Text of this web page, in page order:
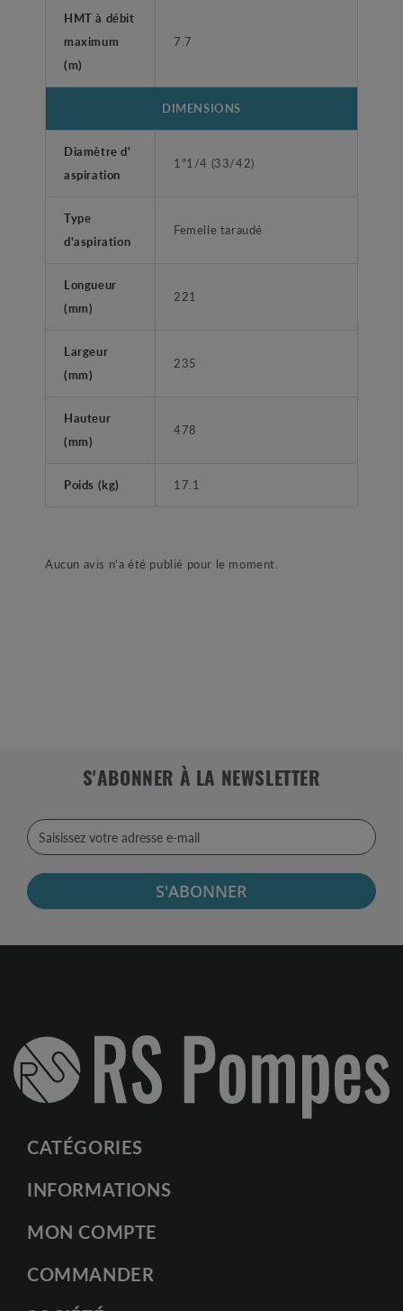
HMT à débit
maximum
(m)
7.7
DIMENSIONS
Diamètre d'
aspiration
1"1/4 (33/42)
Type
d'aspiration
Femelle taraudé
Longueur
(mm)
221
Largeur
(mm)
235
Hauteur
(mm)
478
Poids (kg) 17.1
Aucun avis n'a été publié pour le moment.
S'ABONNER À LA NEWSLETTER
S'ABONNER
CATÉGORIES
INFORMATIONS
MON COMPTE
COMMANDER